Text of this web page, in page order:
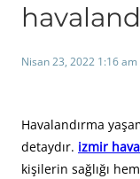
Nisan 23, 2022 1:16 am
Havalandırma
detaydır. izmir
kişilerin sağlığı